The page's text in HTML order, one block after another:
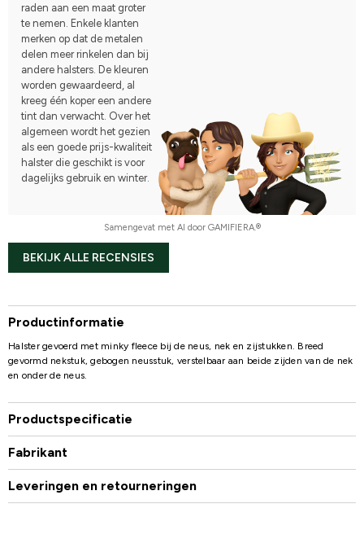
raden aan een maat groter
te nemen. Enkele klanten
merken op dat de metalen
delen meer rinkelen dan bij
andere halsters. De kleuren
worden gewaardeerd, al
kreeg één koper een andere
tint dan verwacht. Over het
algemeen wordt het gezien
als een goede prijs-kwaliteit
halster die geschikt is voor
dagelijks gebruik en winter.
Samengevat met AI door GAMIFIERA.®
BEKIJK ALLE RECENSIES
Productinformatie
Halster gevoerd met minky fleece bij de neus, nek en zijstukken. Breed
gevormd nekstuk, gebogen neusstuk, verstelbaar aan beide zijden van de nek
en onder de neus.
Productspecificatie
Fabrikant
Leveringen en retourneringen